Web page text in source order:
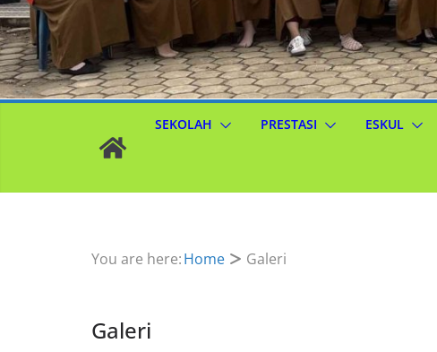
SEKOLAH PRESTASI ESKUL
You are here:Home Galeri
Galeri